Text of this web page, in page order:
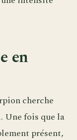
en
cherche
Une fois que la
présent,